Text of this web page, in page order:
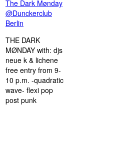
The Dark Mønday
@Dunckerclub
Berlin
THE DARK
MØNDAY with: djs
neue k & lichene
free entry from 9-
10 p.m. -quadratic
wave- flexi pop
post punk